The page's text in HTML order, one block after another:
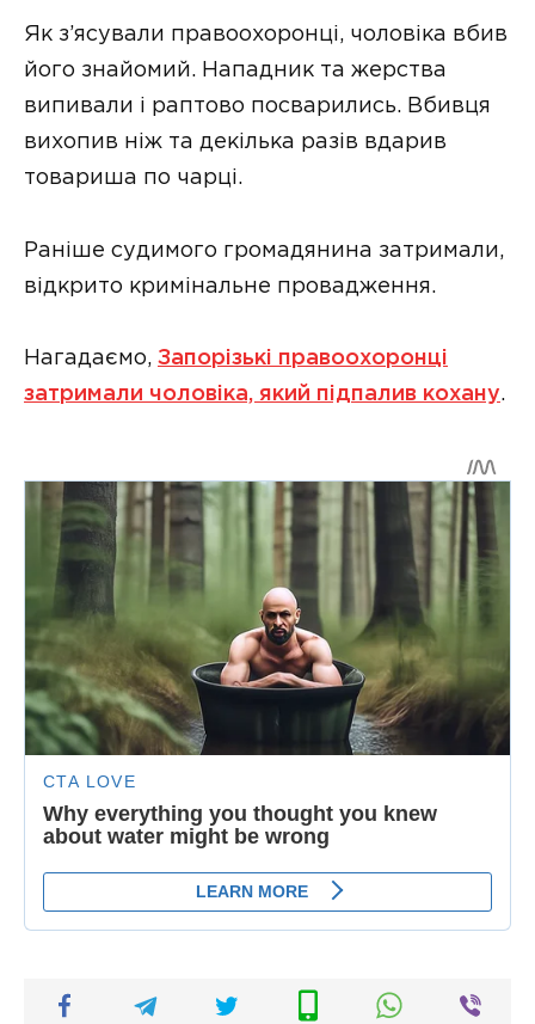
Як з’ясували правоохоронці, чоловіка вбив
його знайомий. Нападник та жерства
випивали і раптово посварились. Вбивця
вихопив ніж та декілька разів вдарив
товариша по чарці.
Раніше судимого громадянина затримали,
відкрито кримінальне провадження.
Нагадаємо, Запорізькі правоохоронці
затримали чоловіка, який підпалив кохану.